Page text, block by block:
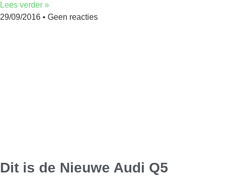
Lees verder »
29/09/2016
Geen reacties
Dit is de Nieuwe Audi Q5